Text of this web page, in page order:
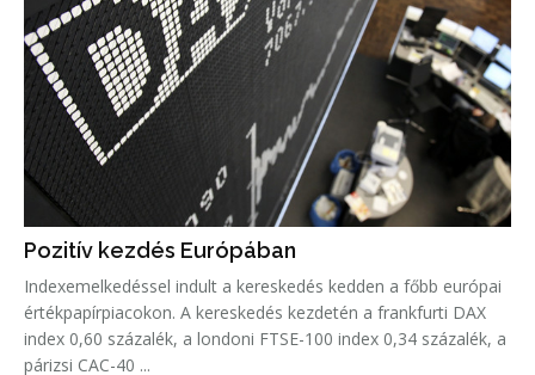
Pozitív kezdés Európában
Indexemelkedéssel indult a kereskedés kedden a főbb európai
értékpapírpiacokon. A kereskedés kezdetén a frankfurti DAX
index 0,60 százalék, a londoni FTSE-100 index 0,34 százalék, a
párizsi CAC-40 ...